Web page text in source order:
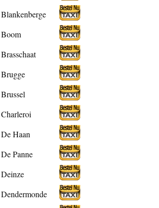
Blankenberge
Boom
Brasschaat
Brugge
Brussel
Charleroi
De Haan
De Panne
Deinze
Dendermonde